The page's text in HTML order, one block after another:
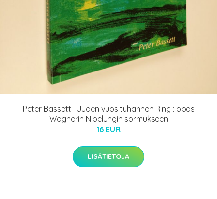
Peter Bassett : Uuden vuosituhannen Ring : opas
Wagnerin Nibelungin sormukseen
16 EUR
LISÄTIETOJA